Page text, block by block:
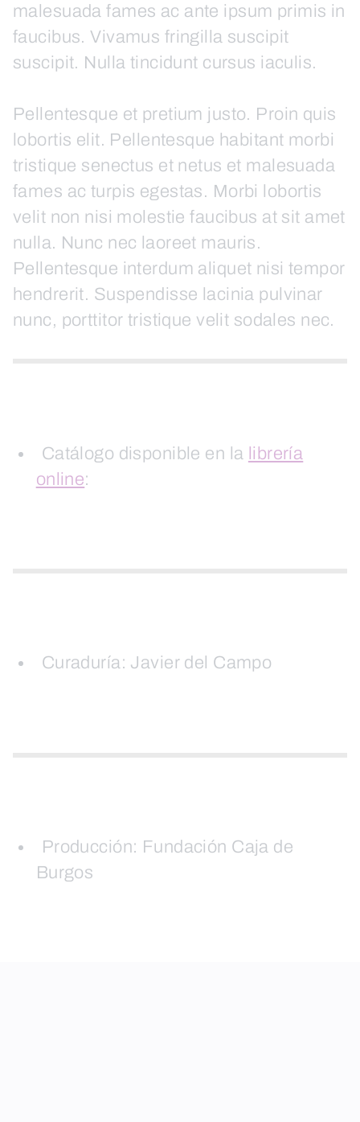
malesuada fames ac ante ipsum primis in
faucibus. Vivamus fringilla suscipit
suscipit. Nulla tincidunt cursus iaculis.
Pellentesque et pretium justo. Proin quis
lobortis elit. Pellentesque habitant morbi
tristique senectus et netus et malesuada
fames ac turpis egestas. Morbi lobortis
velit non nisi molestie faucibus at sit amet
nulla. Nunc nec laoreet mauris.
Pellentesque interdum aliquet nisi tempor
hendrerit. Suspendisse lacinia pulvinar
nunc, porttitor tristique velit sodales nec.
Catálogo disponible en la librería
online:
Curaduría: Javier del Campo
Producción: Fundación Caja de
Burgos